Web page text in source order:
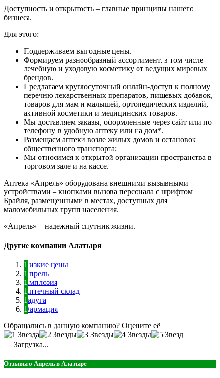
Доступность и открытость – главные принципы нашего
бизнеса.
Для этого:
Поддерживаем выгодные цены.
Формируем разнообразный ассортимент, в том числе
лечебную и уходовую косметику от ведущих мировых
брендов.
Предлагаем круглосуточный онлайн-доступ к полному
перечню лекарственных препаратов, пищевых добавок,
товаров для мам и малышей, ортопедических изделий,
активной косметики и медицинских товаров.
Мы доставляем заказы, оформленные через сайт или по
телефону, в удобную аптеку или на дом*.
Размещаем аптеки возле жилых домов и остановок
общественного транспорта;
Мы относимся к открытой организации пространства в
торговом зале и на кассе.
Аптека «Апрель» оборудована внешними вызывными
устройствами – кнопками вызова персонала с шрифтом
Брайля, размещенными в местах, доступных для
маломобильных групп населения.
«Апрель» – надежный спутник жизни.
Другие компании Алатыря
Низкие цены
Апрель
Имплозия
Аптечный склад
Радуга
Фармация
Обращались в данную компанию? Оцените её
Загрузка...
Отзывы о Апрель в Алатыре